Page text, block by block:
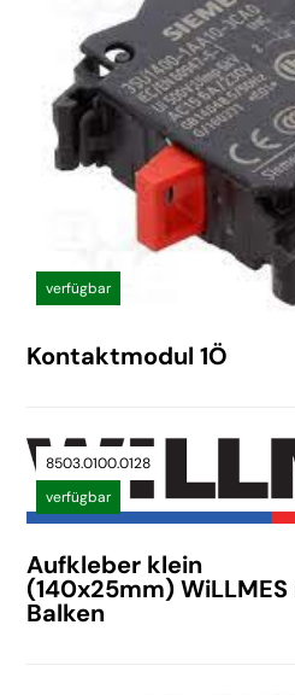
verfügbar
Kontaktmodul 1Ö
8503.0100.0128
verfügbar
Aufkleber klein
(140x25mm)
Balken